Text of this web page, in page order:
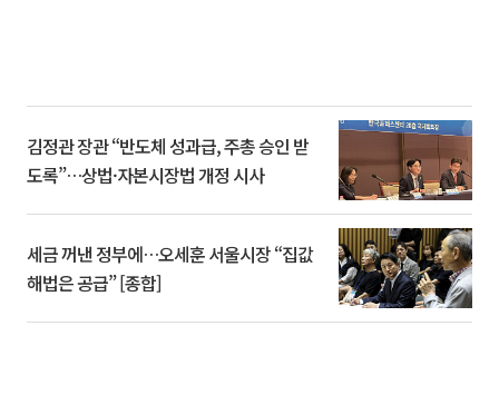
김정관 장관 “반도체 성과급, 주총 승인 받
도록”…상법·자본시장법 개정 시사
세금 꺼낸 정부에…오세훈 서울시장 “집값
해법은 공급” [종합]